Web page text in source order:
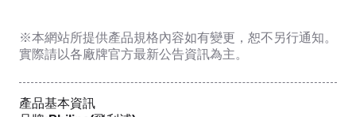
※本網站所提供產品規格內容如有變更，恕不另行通知。
實際請以各廠牌官方最新公告資訊為主。
產品基本資訊